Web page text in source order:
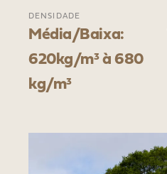
DENSIDADE
Média/Baixa:
620kg/m³ à 680
kg/m³